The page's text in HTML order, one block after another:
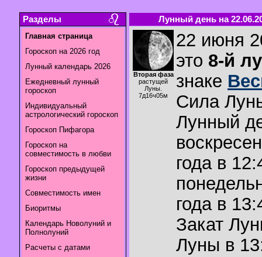
Разделы
Главная страница
Гороскоп на 2026 год
Лунный календарь 2026
Ежедневный лунный
гороскоп
Индивидуальный
астрологический гороскоп
Гороскоп Пифагора
Гороскоп на
совместимость в любви
Гороскоп предыдущей
жизни
Совместимость имен
Биоритмы
Календарь Новолуний и
Полнолуний
Расчеты с датами
Лунный день на
Вторая фаза
растущей
Луны.
7д16ч05м
22 июня
это 8-й
знаке
Сила
Лунный
года в
года в
Закат
Луны в